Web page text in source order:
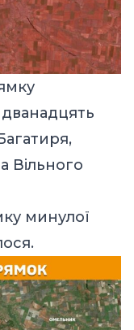
Вільного
минулої